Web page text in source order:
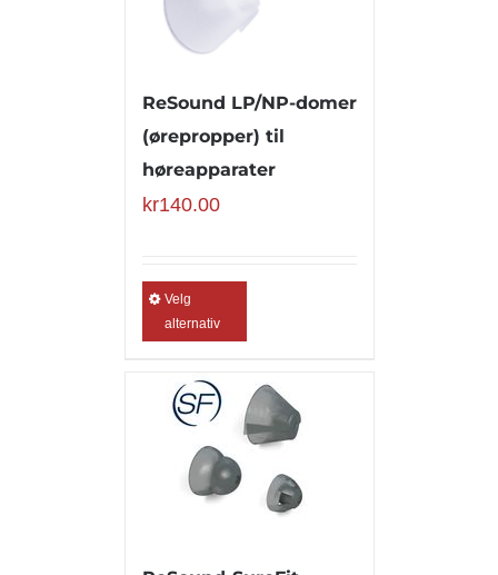
ReSound LP/NP-domer
(ørepropper) til
høreapparater
kr140.00
Velg
alternativ